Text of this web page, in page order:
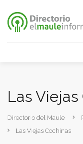
Las
Directorio del Maule
Las Viejas Cochinas